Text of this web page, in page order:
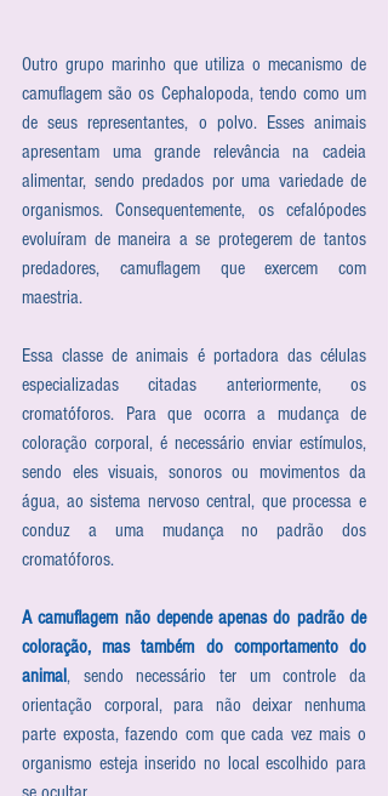
Outro grupo marinho que utiliza o mecanismo de
camuflagem são os Cephalopoda, tendo como um
de seus representantes, o polvo. Esses animais
apresentam uma grande relevância na cadeia
alimentar, sendo predados por uma variedade de
organismos. Consequentemente, os cefalópodes
evoluíram de maneira a se protegerem de tantos
predadores, camuflagem que exercem com
maestria.
Essa classe de animais é portadora das células
especializadas citadas anteriormente, os
cromatóforos. Para que ocorra a mudança de
coloração corporal, é necessário enviar estímulos,
sendo eles visuais, sonoros ou movimentos da
água, ao sistema nervoso central, que processa e
conduz a uma mudança no padrão dos
cromatóforos.
A camuflagem não depende apenas do padrão de
coloração, mas também do comportamento do
animal, sendo necessário ter um controle da
orientação corporal, para não deixar nenhuma
parte exposta, fazendo com que cada vez mais o
organismo esteja inserido no local escolhido para